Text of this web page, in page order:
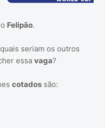
Felipão.
seriam os outros
essa vaga?
cotados são: